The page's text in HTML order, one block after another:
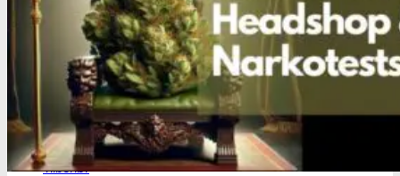
Røgelsespinde
Røgelseskegler
Salviebundter
Røgelsesholdere
Rengøring
Lugt- og duftfjernere
Glasrens
Børster
Tilbehør